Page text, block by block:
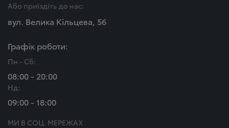
Або приїздіть до нас:
вул. Велика Кільцева, 56
Графік роботи:
Пн - Сб:
08:00 - 20:00
Нд:
09:00 - 18:00
МИ В СОЦ. МЕРЕЖАХ